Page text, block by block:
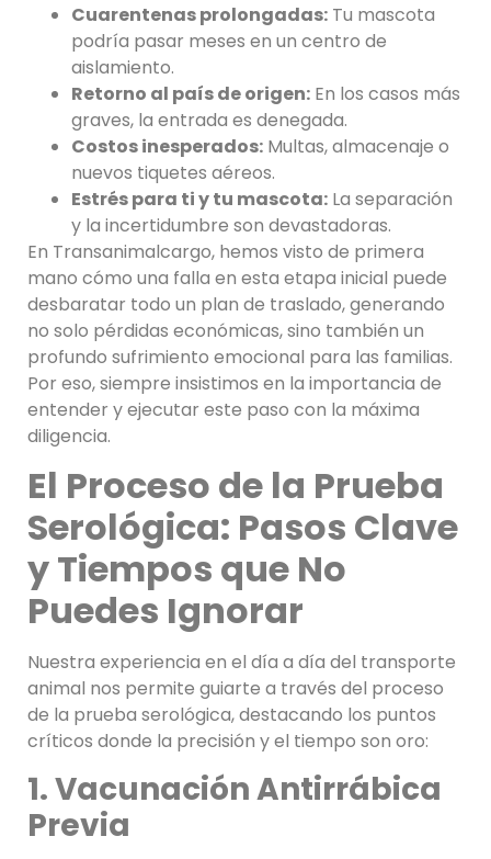
Cuarentenas prolongadas: Tu mascota
podría pasar meses en un centro de
aislamiento.
Retorno al país de origen: En los casos más
graves, la entrada es denegada.
Costos inesperados: Multas, almacenaje o
nuevos tiquetes aéreos.
Estrés para ti y tu mascota: La separación
y la incertidumbre son devastadoras.
En Transanimalcargo, hemos visto de primera
mano cómo una falla en esta etapa inicial puede
desbaratar todo un plan de traslado, generando
no solo pérdidas económicas, sino también un
profundo sufrimiento emocional para las familias.
Por eso, siempre insistimos en la importancia de
entender y ejecutar este paso con la máxima
diligencia.
El Proceso de la Prueba
Serológica: Pasos Clave
y Tiempos que No
Puedes Ignorar
Nuestra experiencia en el día a día del transporte
animal nos permite guiarte a través del proceso
de la prueba serológica, destacando los puntos
críticos donde la precisión y el tiempo son oro:
1. Vacunación Antirrábica
Previa